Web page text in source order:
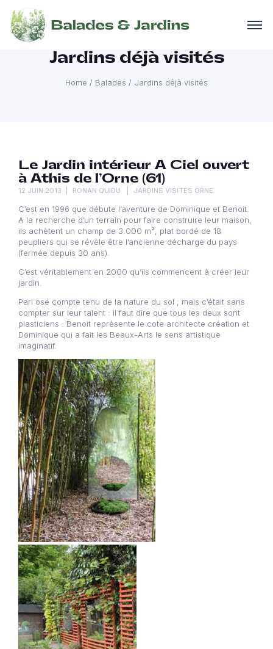
Jardins déjà visités
Home / Balades / Jardins déjà visités
Le Jardin intérieur A Ciel ouvert
à Athis de l’Orne (61)
12 JUIN 2013 RONAN QUIDU JARDINS VISITÉS ORNE
C’est en 1996 que débute l’aventure de Dominique et Benoit.
A la recherche d’un terrain pour faire construire leur maison,
ils achètent un champ de 3.000 m², plat bordé de 18
peupliers qui se révèle être l’ancienne décharge du pays
(fermée depuis 30 ans).
C’est véritablement en 2000 qu’ils commencent à créer leur
jardin.
Pari osé compte tenu de la nature du sol ; mais c’était sans
compter sur leur talent : il faut dire que tous les deux sont
plasticiens : Benoit représente le cote architecte création et
Dominique qui a fait les Beaux-Arts le sens artistique
imaginatif.